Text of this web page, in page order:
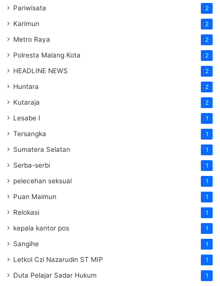
Pariwisata 2
Karimun 2
Metro Raya 2
Polresta Malang Kota 2
HEADLINE NEWS 2
Huntara 2
Kutaraja 2
Lesabe I 1
Tersangka 1
Sumatera Selatan 1
Serba-serbi 1
pelecehan seksual 1
Puan Maimun 1
Relokasi 1
kepala kantor pos 1
Sangihe 1
Letkol Czi Nazarudin ST MIP 1
Duta Pelajar Sadar Hukum 1